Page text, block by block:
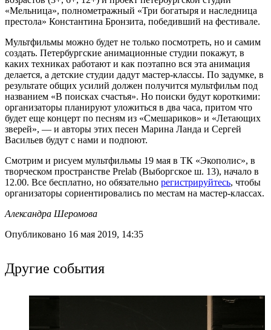
«Мельница», полнометражный «Три богатыря и наследница
престола» Константина Бронзита, победивший на фестивале.
Мультфильмы можно будет не только посмотреть, но и самим
создать. Петербургские анимационные студии покажут, в
каких техниках работают и как поэтапно вся эта анимация
делается, а детские студии дадут мастер-классы. По задумке, в
результате общих усилий должен получится мультфильм под
названием «В поисках счастья». Но поиски будут короткими:
организаторы планируют уложиться в два часа, притом что
будет еще концерт по песням из «Смешариков» и «Летающих
зверей», — и авторы этих песен Марина Ланда и Сергей
Васильев будут с нами и подпоют.
Смотрим и рисуем мультфильмы 19 мая в ТК «Экополис», в
творческом пространстве Prelab (Выборгское ш. 13), начало в
12.00. Все бесплатно, но обязательно регистрируйтесь, чтобы
организаторы сориентировались по местам на мастер-классах.
Александра Шеромова
Опубликовано 16 мая 2019, 14:35
Другие события